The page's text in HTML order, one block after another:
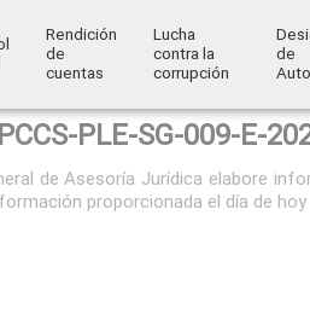
Rendición
de
cuentas
Lucha
contra la
corrupción
de
PLE-SG-009-E-
de Asesoría Jurídica elabore
proporcionada el día de hoy